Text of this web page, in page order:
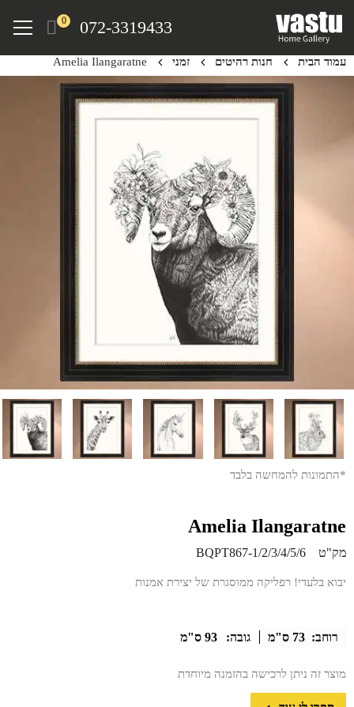
content
072-3319433
0
Menu
עמוד הבית חנות רהיטים זמני Amelia Ilangaratne
*התמונות להמחשה בלבד
Amelia Ilangaratne
מק"ט BQPT867-1/2/3/4/5/6
יבוא בלעדי! רפליקה ממוסגרת של יצירת אמנות
רוחב: 73 ס"מ גובה: 93 ס"מ
מוצר זה ניתן לרכישה בהזמנה מיוחדת